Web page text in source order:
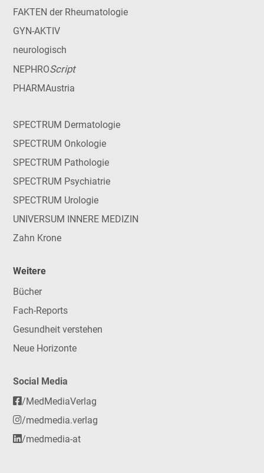
FAKTEN der Rheumatologie
GYN-AKTIV
neurologisch
NEPHROScript
PHARMAustria
SPECTRUM Dermatologie
SPECTRUM Onkologie
SPECTRUM Pathologie
SPECTRUM Psychiatrie
SPECTRUM Urologie
UNIVERSUM INNERE MEDIZIN
Zahn Krone
Weitere
Bücher
Fach-Reports
Gesundheit verstehen
Neue Horizonte
Social Media
/MedMediaVerlag
/medmedia.verlag
/medmedia-at